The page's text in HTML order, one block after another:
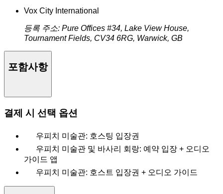
Vox City International
등록 주소: Pure Offices #34, Lake View House,
Tournament Fields, CV34 6RG, Warwick, GB
포함사항
결제 시 선택 옵션
우피치 미술관: 호스팅 입장권
우피치 미술관 및 바사리 회랑: 예약 입장 + 오디오
가이드 앱
우피치 미술관: 호스트 입장권 + 오디오 가이드